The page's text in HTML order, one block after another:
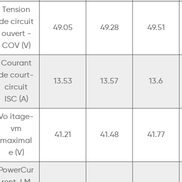
Tension
circuit
ouvert -
COV (V)
49.05 49.28 49.51
Courant
court-
circuit
ISC (A)
13.53 13.57 13.6
itage-
vm
maximal
e (V)
41.21 41.48 41.77